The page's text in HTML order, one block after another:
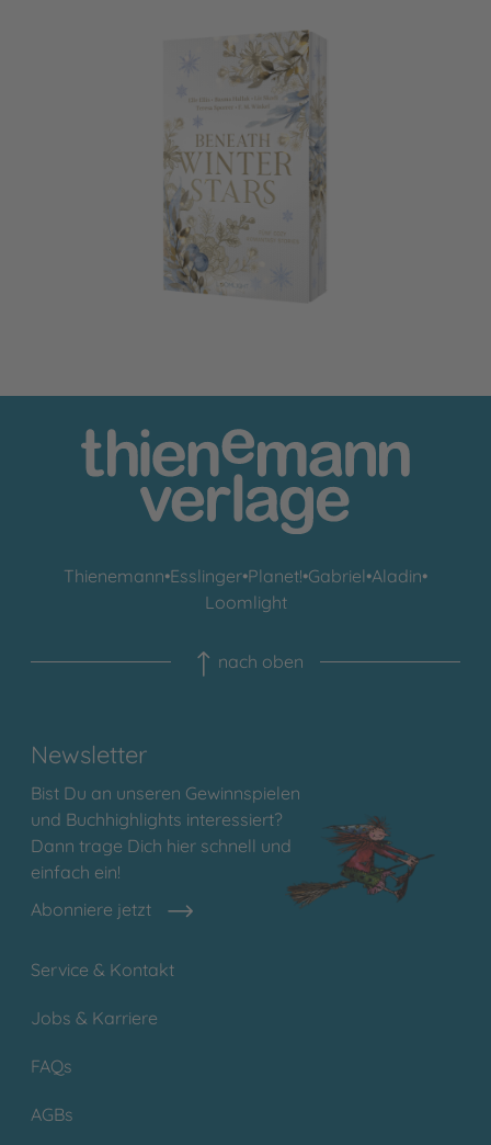
Beneath Winter Stars
Thienemann•Esslinger•Planet!•Gabriel•Aladin•
Loomlight
nach oben
Newsletter
Bist Du an unseren Gewinnspielen
und Buchhighlights interessiert?
Dann trage Dich hier schnell und
einfach ein!
Abonniere jetzt
Service & Kontakt
Jobs & Karriere
FAQs
AGBs